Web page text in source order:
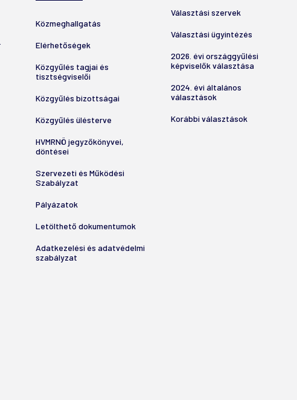
Közmeghallgatás
Elérhetőségek
Közgyűlés tagjai és
tisztségviselői
Közgyűlés bizottságai
Közgyűlés ülésterve
HVMRNÖ jegyzőkönyvei,
döntései
Szervezeti és Működési
Szabályzat
Pályázatok
Letölthető dokumentumok
Adatkezelési és adatvédelmi
szabályzat
Választási szervek
Választási ügyintézés
2026. évi országgyűlési
képviselők választása
2024. évi általános
választások
Korábbi választások